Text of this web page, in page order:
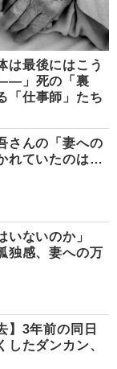
は最後にはこう
」死の「裏
「仕事師」たち
さんの「妻への
れていたのは…
いないのか」
感、妻への万
】3年前の同日
したダンカン、